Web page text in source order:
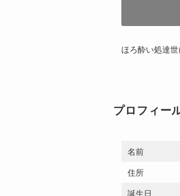
ほろ酔い処達
プロフィー
名前
住所
誕生日